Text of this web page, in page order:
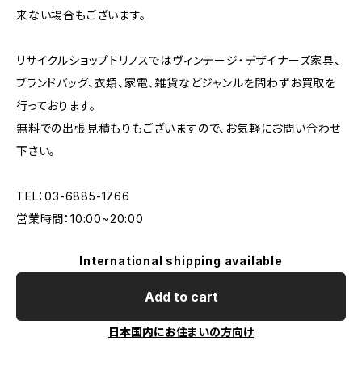
来ない場合もございます。
リサイクルショップトリノスではヴィンテージ・デザイナーズ家具、
ブランドバッグ、衣類、家電、雑貨などジャンルを問わずお買取を
行っております。
無料での出張見積もりもございますので、お気軽にお問い合わせ
下さい。
TEL：03-6885-1766
営業時間：10:00~20:00
International shipping available
Add to cart
日本国内にお住まいの方向け